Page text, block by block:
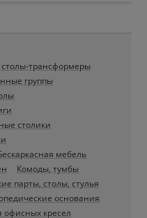
трансформеры
группы
столики
мебель
Комоды, тумбы
парты, столы, стулья
основания
офисных кресел